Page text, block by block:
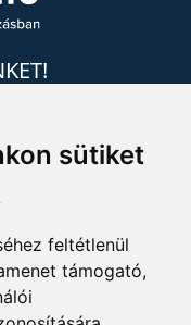
sütiket
feltétlenül
támogató,